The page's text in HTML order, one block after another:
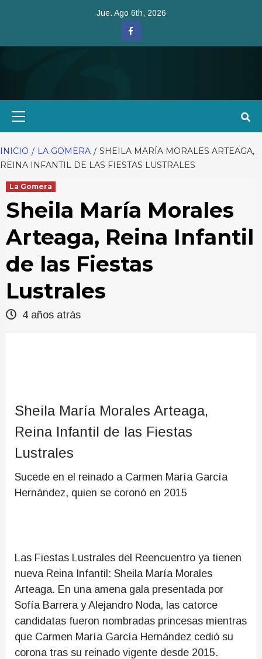
Jue. Ago 6th, 2026
Facebook
INICIO LA GOMERA
SHEILA MARÍA MORALES ARTEAGA,
REINA INFANTIL DE LAS FIESTAS LUSTRALES
La Gomera
Sheila María Morales
Arteaga, Reina Infantil
de las Fiestas
Lustrales
4 años atrás
Sheila María Morales Arteaga,
Reina Infantil de las Fiestas
Lustrales
Sucede en el reinado a Carmen María García
Hernández, quien se coronó en 2015
Las Fiestas Lustrales del Reencuentro ya tienen
nueva Reina Infantil: Sheila María Morales
Arteaga. En una amena gala presentada por
Sofía Barrera y Alejandro Noda, las catorce
candidatas fueron nombradas princesas mientras
que Carmen María García Hernández cedió su
corona tras su reinado vigente desde 2015.